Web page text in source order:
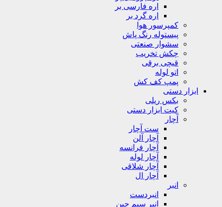
اره فارسی بر
اره گرد بر
کمپرسور هوا
پیستوله رنگ پاش
سشوار صنعتی
چکش تخریب
قیچی برقی
اتو لوله
پمپ کف کش
ابزار دستی
بکس ریلی
کیت ابزار دستی
آچار
ست آچار
آچار آلن
آچار فرانسه
آچار لوله
آچار شلاقی
آچار ال
انبر
انبردست
انبر سیم چین